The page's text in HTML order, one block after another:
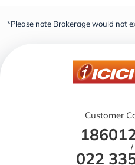
*Please note Brokerage would not
Customer
/
022